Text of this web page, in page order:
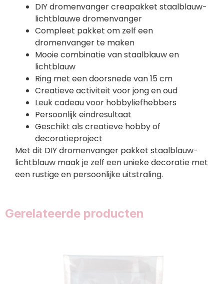
DIY dromenvanger creapakket staalblauw-
lichtblauwe dromenvanger
Compleet pakket om zelf een
dromenvanger te maken
Mooie combinatie van staalblauw en
lichtblauw
Ring met een doorsnede van 15 cm
Creatieve activiteit voor jong en oud
Leuk cadeau voor hobbyliefhebbers
Persoonlijk eindresultaat
Geschikt als creatieve hobby of
decoratieproject
Met dit DIY dromenvanger pakket staalblauw-
lichtblauw maak je zelf een unieke decoratie met
een rustige en persoonlijke uitstraling.
Gerelateerde producten